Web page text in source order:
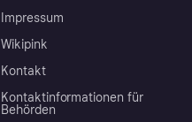
Impressum
Wikipink
Kontakt
Kontaktinformationen für
Behörden